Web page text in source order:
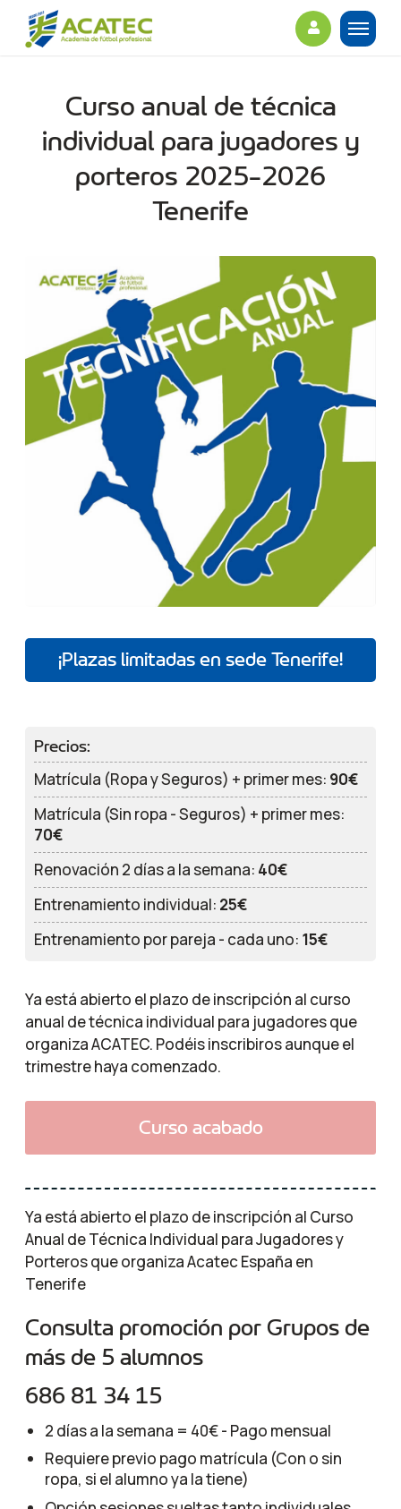
Curso anual de técnica
individual para jugadores y
porteros 2025-2026
Tenerife
¡Plazas limitadas en sede Tenerife!
Precios:
Matrícula (Ropa y Seguros) + primer mes: 90€
Matrícula (Sin ropa - Seguros) + primer mes:
70€
Renovación 2 días a la semana: 40€
Entrenamiento individual: 25€
Entrenamiento por pareja - cada uno: 15€
Ya está abierto el plazo de inscripción al curso
anual de técnica individual para jugadores que
organiza ACATEC. Podéis inscribiros aunque el
trimestre haya comenzado.
Curso acabado
Ya está abierto el plazo de inscripción al Curso
Anual de Técnica Individual para Jugadores y
Porteros que organiza Acatec España en
Tenerife
Consulta promoción por Grupos de
más de 5 alumnos
686 81 34 15
2 días a la semana = 40€ - Pago mensual
Requiere previo pago matrícula (Con o sin
ropa, si el alumno ya la tiene)